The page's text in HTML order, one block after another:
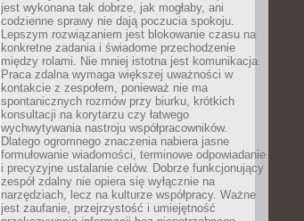
jest wykonana tak dobrze, jak mogłaby, ani
codzienne sprawy nie dają poczucia spokoju.
Lepszym rozwiązaniem jest blokowanie czasu na
konkretne zadania i świadome przechodzenie
między rolami. Nie mniej istotna jest komunikacja.
Praca zdalna wymaga większej uważności w
kontakcie z zespołem, ponieważ nie ma
spontanicznych rozmów przy biurku, krótkich
konsultacji na korytarzu czy łatwego
wychwytywania nastroju współpracowników.
Dlatego ogromnego znaczenia nabiera jasne
formułowanie wiadomości, terminowe odpowiadanie
i precyzyjne ustalanie celów. Dobrze funkcjonujący
zespół zdalny nie opiera się wyłącznie na
narzędziach, lecz na kulturze współpracy. Ważne
jest zaufanie, przejrzystość i umiejętność